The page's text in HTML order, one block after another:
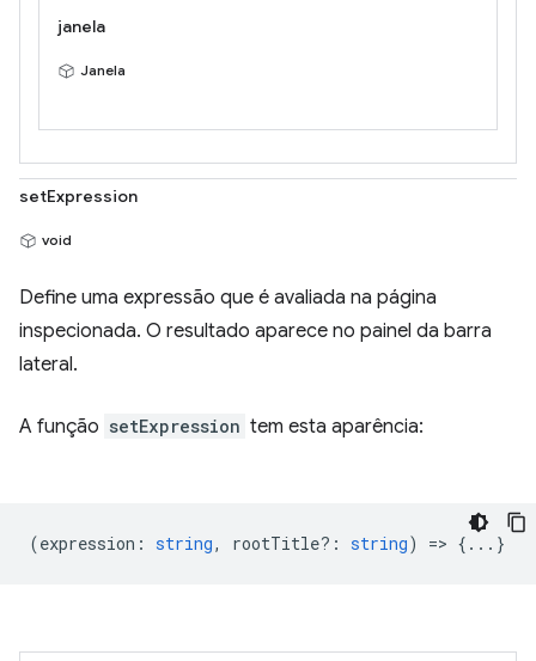
janela
Janela
setExpression
void
Define uma expressão que é avaliada na página
inspecionada. O resultado aparece no painel da barra
lateral.
A função setExpression tem esta aparência:
(expression : string, rootTitle? : string) => {...}